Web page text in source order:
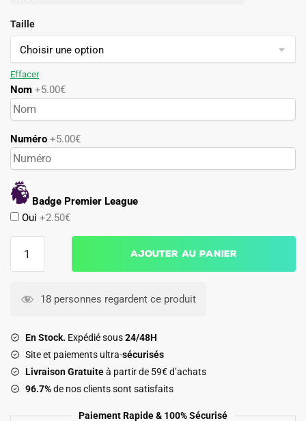
89.90€.49.90€.
Taille
Effacer
Nom +5.00€
Numéro +5.00€
Badge Premier League
Oui +2.50€
Preston
Domicile
2025
2026
Ajouter au panier
18 personnes regardent ce produit
En Stock. Expédié sous24/48H
Site et paiements ultra-sécurisés
Livraison Gratuiteà partir de 59€ d’achats
96.7%de nos clients sont satisfaits
Paiement Rapide & 100% Sécurisé